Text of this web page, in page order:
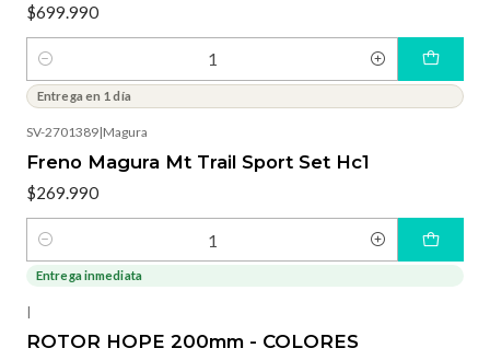
$699.990
Cantidad
Entrega en 1 día
SV-2701389|Magura
Freno Magura Mt Trail Sport Set Hc1
$269.990
Cantidad
Entrega inmediata
|
ROTOR HOPE 200mm - COLORES